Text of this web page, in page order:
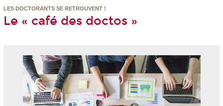
LES DOCTORANTS SE RETROUVENT !
Le « café des doctos »